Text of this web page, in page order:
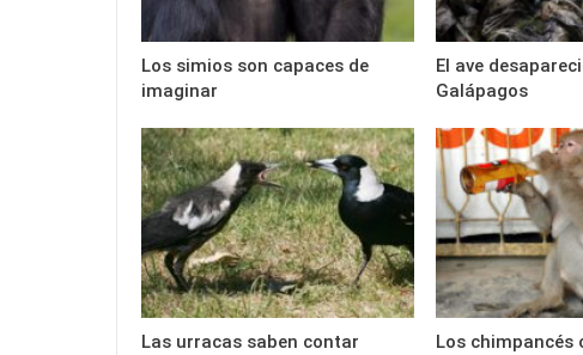
Los simios son capaces de
imaginar
El ave
Galápagos
Las urracas saben contar
Los chimpancés